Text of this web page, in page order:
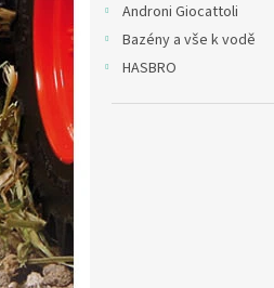
Androni Giocattoli
Bazény a vše k vodě
HASBRO